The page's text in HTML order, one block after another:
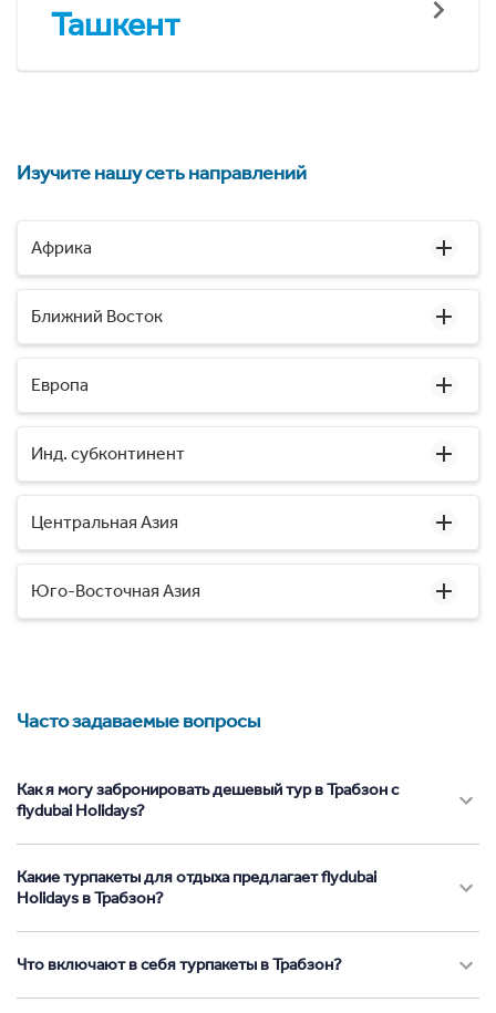
Ташкент
Изучите нашу сеть направлений
Африка
Ближний Восток
Европа
Инд. субконтинент
Центральная Азия
Юго-Восточная Азия
Часто задаваемые вопросы
Как я могу забронировать дешевый тур в Трабзон с
flydubai Holidays?
Какие турпакеты для отдыха предлагает flydubai
Holidays в Трабзон?
Что включают в себя турпакеты в Трабзон?